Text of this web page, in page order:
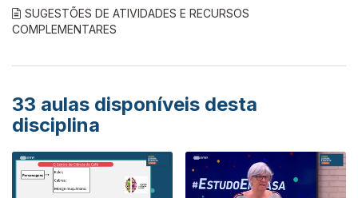
SUGESTÕES DE ATIVIDADES E RECURSOS
COMPLEMENTARES
33 aulas disponíveis desta
disciplina